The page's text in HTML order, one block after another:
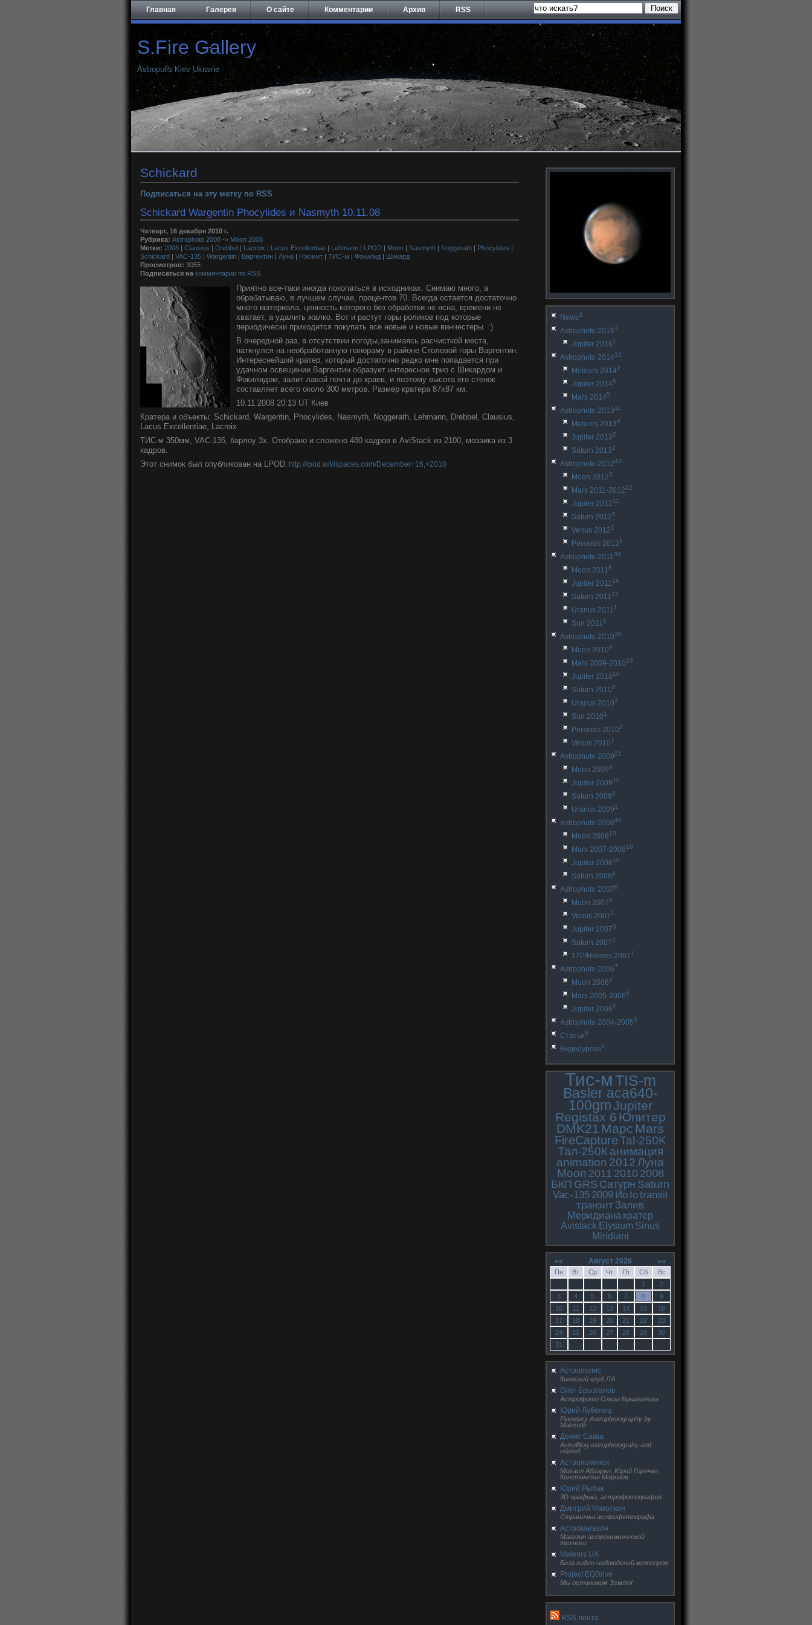
Главная Галерея О сайте Комментарии Архив RSS
S.Fire Gallery
Astropolis Kiev Ukraine
Schickard
Подписаться на эту метку по RSS
Schickard Wargentin Phocylides и Nasmyth 10.11.08
Четверг, 16 декабря 2010 г.
Рубрика: Astrophoto 2008 -> Moon 2008
Метки: 2008 | Clausius | Drebbel | Lacroix | Lacus Excellentiae | Lehmann | LPOD | Moon | Nasmyth | Noggerath | Phocylides |
Schickard | VAC-135 | Wargentin | Варгентин | Луна | Нэсмит | ТИС-м | Фокилид | Шикард
Просмотров: 3055
Подписаться на комментарии по RSS
Приятно все-таки иногда покопаться в исходниках. Снимаю много, а
обрабатываю, в лучшем случае, процентов 70. Всегда остается достаточно
много материала, ценность которого без обработки не ясна, времени не
хватает, а удалить жалко. Вот и растут горы роликов под которые
периодически приходится покупать все новые и новые винчестеры. :)
В очередной раз, в отсутствии погоды,занимаясь расчисткой места,
наткнулся на необработанную панораму в районе Столовой горы Варгентин.
Интереснейший кратер, который достаточно редко мне попадается при
удачном освещении.Варгентин образует интересное трио с Шикардом и
Фокилидом, залит лавой почти до краев, и поэтому высота его стенок
составляет всего около 300 метров. Размер кратера 87х87 км.
10.11.2008 20:13 UT Киев
Кратера и объекты: Schickard, Wargentin, Phocylides, Nasmyth, Noggerath, Lehmann, Drebbel, Clausius,
Lacus Excellentiae, Lacroix.
ТИС-м 350мм, VAC-135, барлоу 3x. Отобрано и сложено 480 кадров в AviStack из 2100, мозаика из 3
кадров.
Этот снимок был опубликован на LPOD: http://lpod.wikispaces.com/December+16,+2010
News3
Astrophoto 20161
Jupiter 20161
Astrophoto 201412
Meteors 20142
Jupiter 20145
Mars 20145
Astrophoto 201311
Meteors 20138
Jupiter 20132
Saturn 20131
Astrophoto 201243
Moon 20123
Mars 2011-201222
Jupiter 201211
Saturn 20125
Venus 20121
Perseids 20121
Astrophoto 201139
Moon 20118
Jupiter 201116
Saturn 201112
Uranus 20111
Sun 20111
Astrophoto 201038
Moon 20106
Mars 2009-201013
Jupiter 201010
Saturn 20105
Uranus 20101
Sun 20101
Perseids 20102
Venus 20101
Astrophoto 200921
Moon 20096
Jupiter 200910
Saturn 20093
Uranus 20091
Astrophoto 200840
Moon 200810
Mars 2007-200816
Jupiter 200810
Saturn 20084
Astrophoto 20079
Moon 20074
Venus 20071
Jupiter 20073
Saturn 20073
17P/Holmes 20071
Astrophoto 20067
Moon 20063
Mars 2005-20066
Jupiter 20062
Astrophoto 2004-20055
Статьи8
Видеоуроки1
Тис-мTIS-m
Basler aca640-
100gmJupiter
Registax 6 Юпитер
DMK21 Марс Mars
FireCaptureTal-250K
Тал-250К анимация
animation 2012Луна
Moon 2011 2010 2008
БКП GRS Сатурн Saturn
Vac-135 2009 Ио Iotransit
транзит Залив
Меридиана кратер
Avistack Elysium Sinus
Miridiani
«« Август 2026 »»
Пн Вт Ср Чт Пт Сб
Вс
1
2
3
4 5 6 7 8
9
10
11 12 13 14 15
16
17
18 19 20 21 22
23
24
25 26 27 28 29
30
31
Астрополис
Киевский клуб ЛА
Олег Брызгалов
Астрофото Олега Брызгалова
Юрий Лубенец
Planetary Astrophotography by
Maksutik
Денис Саква
AstroBlog astrophotograhy and
related
Астрономинск
Михаил Абгарян, Юрий Горячко,
Константин Морозов
Юрий Рыбак
3D-графика, астрофотография
Дмитрий Маколкин
Страничка астрофотографа
Астромагазин
Магазин астрономической
техники
Meteors UA
База видео-наблюдений метеоров
Project EQDrive
Мы остановим Землю!
RSS лента